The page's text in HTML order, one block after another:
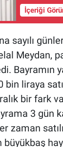
İçeriği
sayılı
Meydan,
Bayramın
bin liraya
bir fark
3 gün
zaman